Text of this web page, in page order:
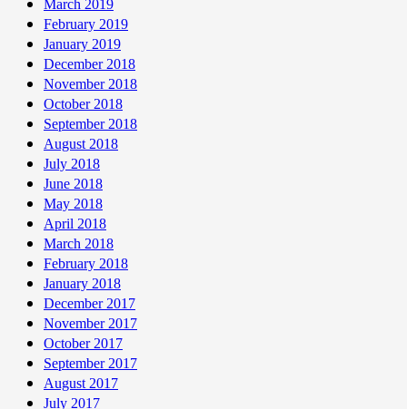
March 2019
February 2019
January 2019
December 2018
November 2018
October 2018
September 2018
August 2018
July 2018
June 2018
May 2018
April 2018
March 2018
February 2018
January 2018
December 2017
November 2017
October 2017
September 2017
August 2017
July 2017